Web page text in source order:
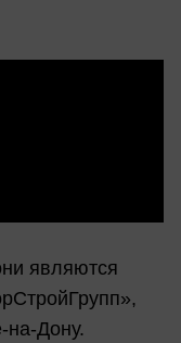
являются
на-Дону.